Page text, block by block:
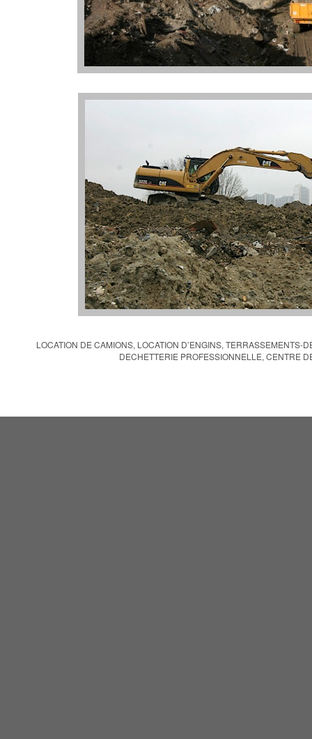
LOCATION DE CAMIONS, LOCATION D’ENGINS, TERRASSEMENTS-
DECHETTERIE PROFESSIONNELLE, CENTRE